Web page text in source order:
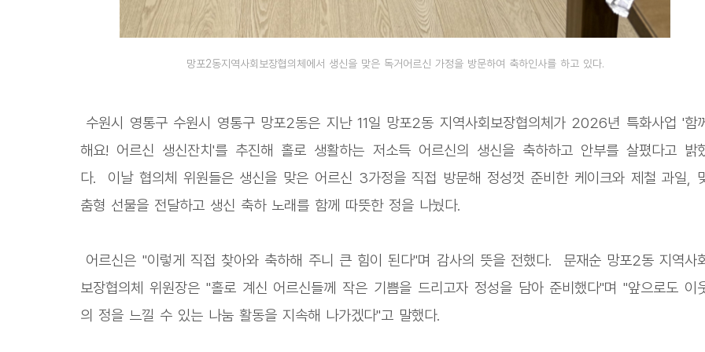
망포2동지역사회보장협의체에서 생신을 맞은 독거어르신 가정을 방문하여 축하인사를 하고 있다.
수원시 영통구 수원시 영통구 망포2동은 지난 11일 망포2동 지역사회보장협의체가 2026년 특화사업 '함
해요! 어르신 생신잔치'를 추진해 홀로 생활하는 저소득 어르신의 생신을 축하하고 안부를 살폈다고 밝
다. 이날 협의체 위원들은 생신을 맞은 어르신 3가정을 직접 방문해 정성껏 준비한 케이크와 제철 과일,
춤형 선물을 전달하고 생신 축하 노래를 함께 따뜻한 정을 나눴다.
어르신은 "이렇게 직접 찾아와 축하해 주니 큰 힘이 된다"며 감사의 뜻을 전했다. 문재순 망포2동 지역사
보장협의체 위원장은 "홀로 계신 어르신들께 작은 기쁨을 드리고자 정성을 담아 준비했다"며 "앞으로도 이
의 정을 느낄 수 있는 나눔 활동을 지속해 나가겠다"고 말했다.